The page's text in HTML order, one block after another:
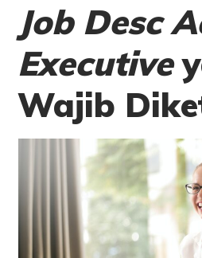
Job Desc
Executive
Wajib